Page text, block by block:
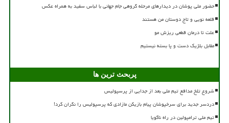
حضور ملی پوشان در دیدارهای مرحله گروهی جام جهانی با لباس سفید به همراه عکس
قلعه نویی و تاج دوستان من هستند
علت تا درمان قطعی ریزش مو
مقابل بلژیک دست و پا بسته نیستیم
پربحث ترین ها
شروع تلخ مدافع تیم ملی بعد از جدایی از پرسپولیس
دردسر جدید برای سرخپوشان پیام بازیکن مازادی که پرسپولیس را نگران کرد!
تیم ملی ترامپولین در راه ناگویا